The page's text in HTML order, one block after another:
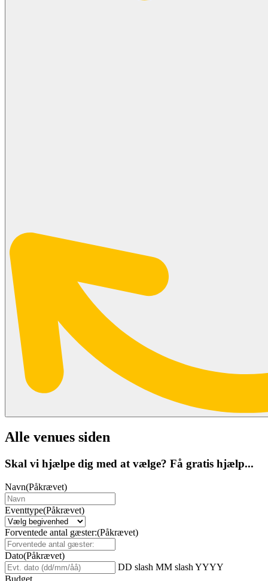
Alle venues siden
Skal vi hjælpe dig med at vælge? Få gratis hjælp...
Navn(Påkrævet)
Eventtype(Påkrævet)
Forventede antal gæster:(Påkrævet)
Dato(Påkrævet)
DD slash MM slash YYYY
Budget